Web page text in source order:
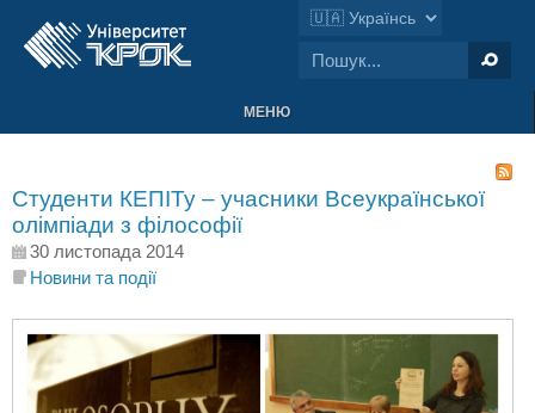
МЕНЮ
Студенти КЕПІТу – учасники Всеукраїнської
олімпіади з філософії
30 листопада 2014
Новини та події